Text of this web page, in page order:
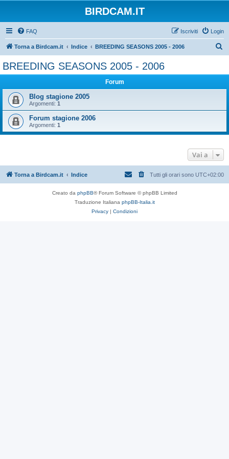
BIRDCAM.IT
FAQ Login
Iscriviti
Torna a Birdcam.it Indice BREEDING SEASONS 2005 - 2006
BREEDING SEASONS 2005 - 2006
Forum
Blog stagione 2005
Argomenti: 1
Forum stagione 2006
Argomenti: 1
Vai a
Torna a Birdcam.it Indice Tutti gli orari sono UTC+02:00
Creato da phpBB® Forum Software © phpBB Limited
Traduzione Italiana phpBB-Italia.it
Privacy | Condizioni